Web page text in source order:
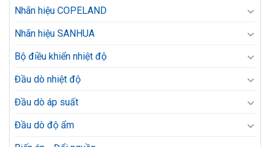
Nhãn hiệu COPELAND
Nhãn hiệu SANHUA
Bộ điều khiển nhiệt độ
Đầu dò nhiệt độ
Đầu dò áp suất
Đầu dò độ ẩm